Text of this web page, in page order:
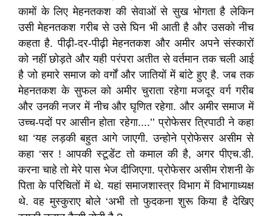
कामों के लिए मेहनतकश की सेवाओं से सुख भोगता है लेकिन
उसी मेहनतकश गरीब से उसे घिन भी आती है और उसको नीच
कहता है. पीढ़ी-दर-पीढ़ी मेहनतकश और अमीर अपने संस्कारों
को नहीं छोड़ते और यही परंपरा अतीत से वर्तमान तक चली आई
है जो हमारे समाज को वर्गों और जातियों में बांटे हुए है. जब तक
मेहनतकश के सुफल को अमीर चुराता रहेगा मजदूर वर्ग गरीब
और उनकी नजर में नीच और घृणित रहेगा. और अमीर समाज में
उच्च-पदों पर आसीन होता रहेगा....’’ प्रोफेसर त्रिपाठी ने कहा
था ‘यह लड़की बहुत आगे जाएगी. उन्होने प्रोफेसर असीम से
कहा ‘सर ! आपकी स्टूडेंट तो कमाल की है, अगर पीएच.डी.
करना चाहे तो मेरे पास भेज दीजिएगा. प्रोफेसर असीम रोशनी के
पिता के परिचितों में थे. यहां समाजशास्त्र विभाग में विभागाध्यक्ष
थे. वह मुस्कुराए बोले ‘अभी तो फुदकना शुरू किया है देखिए